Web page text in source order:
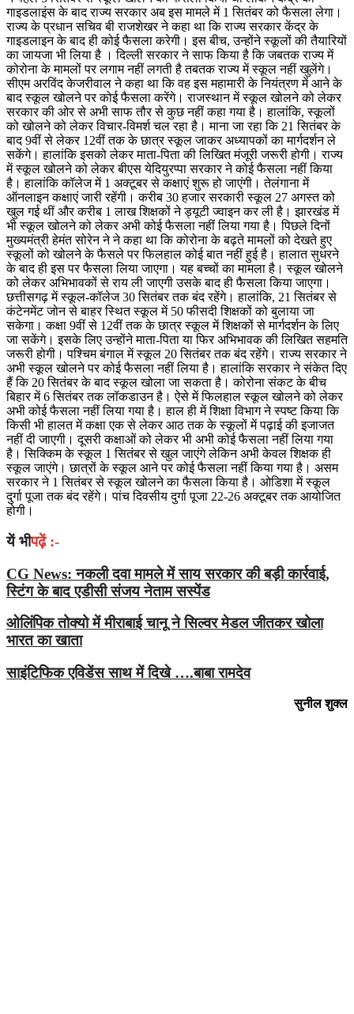
गाइडलाइंस के बाद राज्य सरकार अब इस मामले में 1 सितंबर को फैसला लेगा।
राज्य के प्रधान सचिव बी राजशेखर ने कहा था कि राज्य सरकार केंद्र के
गाइडलाइन के बाद ही कोई फैसला करेगी। इस बीच, उन्होंने स्कूलों की तैयारियों
का जायजा भी लिया है । दिल्ली सरकार ने साफ किया है कि जबतक राज्य में
कोरोना के मामलों पर लगाम नहीं लगती है तबतक राज्य में स्कूल नहीं खुलेंगे।
सीएम अरविंद केजरीवाल ने कहा था कि वह इस महामारी के नियंत्रण में आने के
बाद स्कूल खोलने पर कोई फैसला करेंगे। राजस्थान में स्कूल खोलने को लेकर
सरकार की ओर से अभी साफ तौर से कुछ नहीं कहा गया है। हालांकि, स्कूलों
को खोलने को लेकर विचार-विमर्श चल रहा है। माना जा रहा कि 21 सितंबर के
बाद 9वीं से लेकर 12वीं तक के छात्र स्कूल जाकर अध्यापकों का मार्गदर्शन ले
सकेंगे। हालांकि इसको लेकर माता-पिता की लिखित मंजूरी जरूरी होगी। राज्य
में स्कूल खोलने को लेकर बीएस येदियुरप्पा सरकार ने कोई फैसला नहीं किया
है। हालांकि कॉलेज में 1 अक्टूबर से कक्षाएं शुरू हो जाएंगी। तेलंगाना में
ऑनलाइन कक्षाएं जारी रहेंगी। करीब 30 हजार सरकारी स्कूल 27 अगस्त को
खुल गई थीं और करीब 1 लाख शिक्षकों ने ड्यूटी ज्वाइन कर ली है। झारखंड में
भी स्कूल खोलने को लेकर अभी कोई फैसला नहीं लिया गया है। पिछले दिनों
मुख्यमंत्री हेमंत सोरेन ने ने कहा था कि कोरोना के बढ़ते मामलों को देखते हुए
स्कूलों को खोलने के फैसले पर फिलहाल कोई बात नहीं हुई है। हालात सुधरने
के बाद ही इस पर फैसला लिया जाएगा। यह बच्चों का मामला है। स्कूल खोलने
को लेकर अभिभावकों से राय ली जाएगी उसके बाद ही फैसला किया जाएगा।
छत्तीसगढ़ में स्कूल-कॉलेज 30 सितंबर तक बंद रहेंगे। हालांकि, 21 सितंबर से
कंटेनमेंट जोन से बाहर स्थित स्कूल में 50 फीसदी शिक्षकों को बुलाया जा
सकेगा। कक्षा 9वीं से 12वीं तक के छात्र स्कूल में शिक्षकों से मार्गदर्शन के लिए
जा सकेंगे। इसके लिए उन्होंने माता-पिता या फिर अभिभावक की लिखित सहमति
जरूरी होगी। पश्चिम बंगाल में स्कूल 20 सितंबर तक बंद रहेंगे। राज्य सरकार ने
अभी स्कूल खोलने पर कोई फैसला नहीं लिया है। हालांकि सरकार ने संकेत दिए
हैं कि 20 सितंबर के बाद स्कूल खोला जा सकता है। कोरोना संकट के बीच
बिहार में 6 सितंबर तक लॉकडाउन है। ऐसे में फिलहाल स्कूल खोलने को लेकर
अभी कोई फैसला नहीं लिया गया है। हाल ही में शिक्षा विभाग ने स्पष्ट किया कि
किसी भी हालत में कक्षा एक से लेकर आठ तक के स्कूलों में पढ़ाई की इजाजत
नहीं दी जाएगी। दूसरी कक्षाओं को लेकर भी अभी कोई फैसला नहीं लिया गया
है। सिक्किम के स्कूल 1 सितंबर से खुल जाएंगे लेकिन अभी केवल शिक्षक ही
स्कूल जाएंगे। छात्रों के स्कूल आने पर कोई फैसला नहीं किया गया है। असम
सरकार ने 1 सितंबर से स्कूल खोलने का फैसला किया है। ओडिशा में स्कूल
दुर्गा पूजा तक बंद रहेंगे। पांच दिवसीय दुर्गा पूजा 22-26 अक्टूबर तक आयोजित
होगी।
यें भीपढ़ें :-
CG News: नकली दवा मामले में साय सरकार की बड़ी कार्रवाई,
स्टिंग के बाद एडीसी संजय नेताम सस्पेंड
ओलिंपिक तोक्यो में मीराबाई चानू ने सिल्वर मेडल जीतकर खोला
भारत का खाता
साइंटिफिक एविडेंस साथ में दिखे ….बाबा रामदेव
सुनील शुक्‍ल